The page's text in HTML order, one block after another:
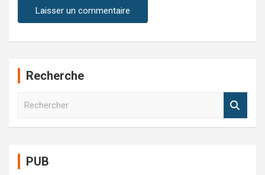
Recherche
PUB